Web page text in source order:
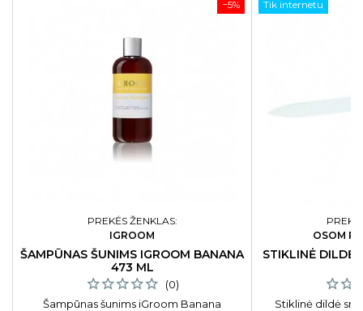
−5%
PREKĖS ŽENKLAS:
IGROOM
ŠAMPŪNAS ŠUNIMS IGROOM BANANA
473 ML
(0)
Šampūnas šunims iGroom Banana
Tik internetu
OSOM
STIKLINĖ DILDĖ
Stiklinė dildė